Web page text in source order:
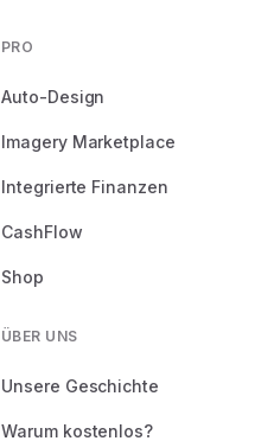
PRO
Auto-Design
Imagery Marketplace
Integrierte Finanzen
CashFlow
Shop
ÜBER UNS
Unsere Geschichte
Warum kostenlos?